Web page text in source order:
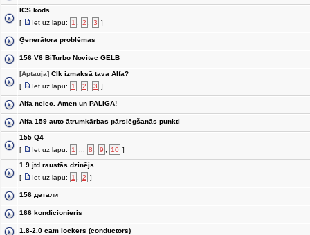
ICS kods
[
Iet uz lapu: 1 2 3 ]
Ģenerātora problēmas
156 V6 BiTurbo Novitec GELB
[Aptauja] CIk izmaksā tava Alfa?
[
Iet uz lapu: 1 2 3 ]
Alfa nelec. Āmen un PALĪGĀ!
Alfa 159 auto ātrumkārbas pārslēgšanās punkti
155 Q4
[
Iet uz lapu: 1 8 9 10 ]
1.9 jtd raustās dzinējs
[
Iet uz lapu: 1 2 ]
156 детали
166 kondicionieris
1.8-2.0 cam lockers (conductors)